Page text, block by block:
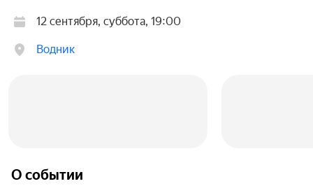
12 сентября, суббота, 19:00
Водник
О событии